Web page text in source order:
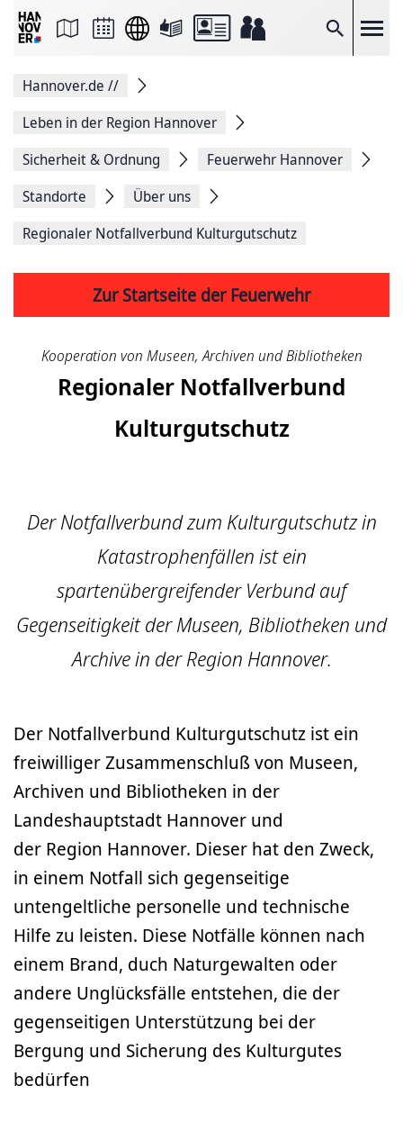
Suche
Seite
Facebook
teilen
Seitenlink
Seite
Hannover.de //
Leben in der Region Hannover
Sicherheit & Ordnung
Feuerwehr Hannover
Standorte
Über uns
Regionaler Notfallverbund Kulturgutschutz
Zur Startseite der Feuerwehr
Kooperation von Museen, Archiven und Bibliotheken
Regionaler Notfallverbund
Kulturgutschutz
Der Notfallverbund zum Kulturgutschutz in
Katastrophenfällen ist ein
spartenübergreifender Verbund auf
Gegenseitigkeit der Museen, Bibliotheken und
Archive in der Region Hannover.
Der Notfallverbund Kulturgutschutz ist ein
freiwilliger Zusammenschluß von Museen,
Archiven und Bibliotheken in der
Landeshauptstadt Hannover und
der Region Hannover. Dieser hat den Zweck,
in einem Notfall sich gegenseitige
untengeltliche personelle und technische
Hilfe zu leisten. Diese Notfälle können nach
einem Brand, duch Naturgewalten oder
andere Unglücksfälle entstehen, die der
gegenseitigen Unterstützung bei der
Bergung und Sicherung des Kulturgutes
bedürfen